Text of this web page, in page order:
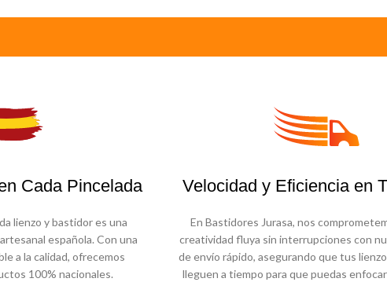
Cada Pincelada
lienzo y bastidor es una
española. Con una
a la calidad, ofrecemos
100% nacionales.
Velocidad y Eficiencia en
En Bastidores Jurasa, nos
creatividad fluya sin interrupciones con
de envío rápido, asegurando que tus
lleguen a tiempo para que puedas